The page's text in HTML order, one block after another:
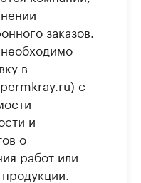
заказов.
в
с
и
о
работ или